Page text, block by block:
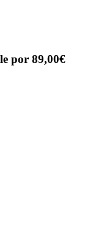
por 89,00€